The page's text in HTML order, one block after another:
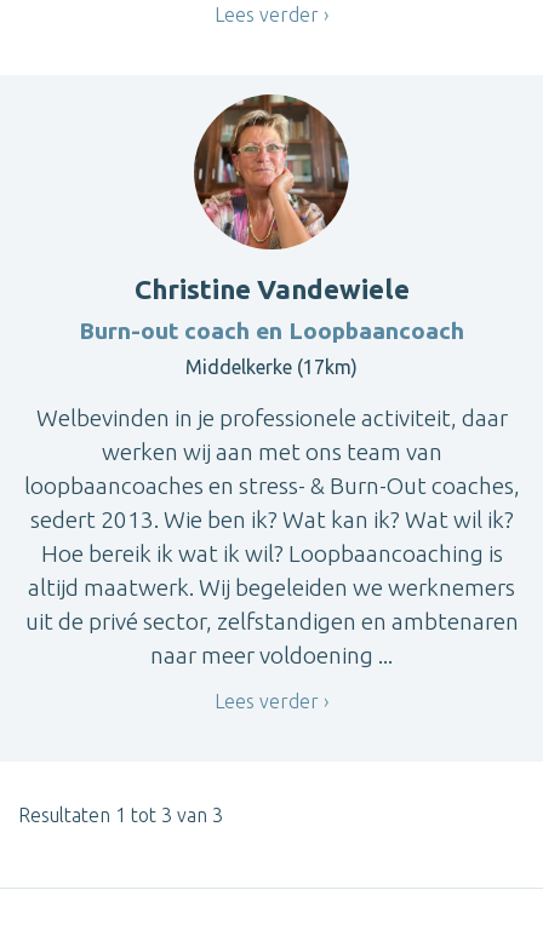
Lees verder
Christine Vandewiele
Burn-out coach en Loopbaancoach
Middelkerke (17km)
Welbevinden in je professionele activiteit, daar
werken wij aan met ons team van
loopbaancoaches en stress- & Burn-Out coaches,
sedert 2013. Wie ben ik? Wat kan ik? Wat wil ik?
Hoe bereik ik wat ik wil? Loopbaancoaching is
altijd maatwerk. Wij begeleiden we werknemers
uit de privé sector, zelfstandigen en ambtenaren
naar meer voldoening ...
Lees verder
Resultaten 1 tot 3 van 3